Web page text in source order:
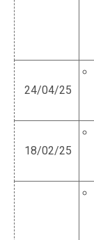
24/04/25
18/02/25